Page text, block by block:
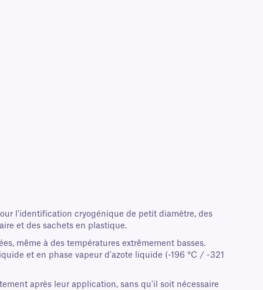
l'identification cryogénique de petit diamètre, des
et des sachets en plastique.
même à des températures extrêmement basses.
et en phase vapeur d'azote liquide (-196 °C / -321
après leur application, sans qu'il soit nécessaire